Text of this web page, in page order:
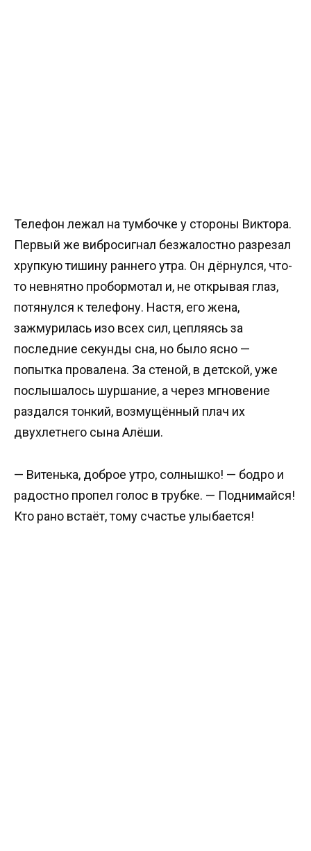
Телефон лежал на тумбочке у стороны Виктора.
Первый же вибросигнал безжалостно разрезал
хрупкую тишину раннего утра. Он дёрнулся, что-
то невнятно пробормотал и, не открывая глаз,
потянулся к телефону. Настя, его жена,
зажмурилась изо всех сил, цепляясь за
последние секунды сна, но было ясно —
попытка провалена. За стеной, в детской, уже
послышалось шуршание, а через мгновение
раздался тонкий, возмущённый плач их
двухлетнего сына Алёши.
— Витенька, доброе утро, солнышко! — бодро и
радостно пропел голос в трубке. — Поднимайся!
Кто рано встаёт, тому счастье улыбается!